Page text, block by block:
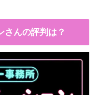
さんの評判は？